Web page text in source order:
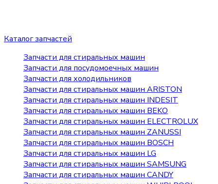
Каталог запчастей
Запчасти для стиральных машин
Запчасти для посудомоечных машин
Запчасти для холодильников
Запчасти для стиральных машин ARISTON
Запчасти для стиральных машин INDESIT
Запчасти для стиральных машин BEKO
Запчасти для стиральных машин ELECTROLUX
Запчасти для стиральных машин ZANUSSI
Запчасти для стиральных машин BOSCH
Запчасти для стиральных машин LG
Запчасти для стиральных машин SAMSUNG
Запчасти для стиральных машин CANDY